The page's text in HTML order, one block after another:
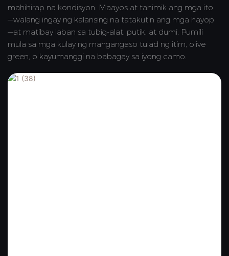
mahihirap na kondisyon. Maayos at tahimik ang mga ito
—walang ingay ng kalansing na tatakutin ang mga hayop
—at matibay laban sa tubig-alat, putik, at dumi. Pumili
mula sa mga kulay ng mangangaso tulad ng itim, olive
green, o kayumanggi na babagay sa iyong camo.